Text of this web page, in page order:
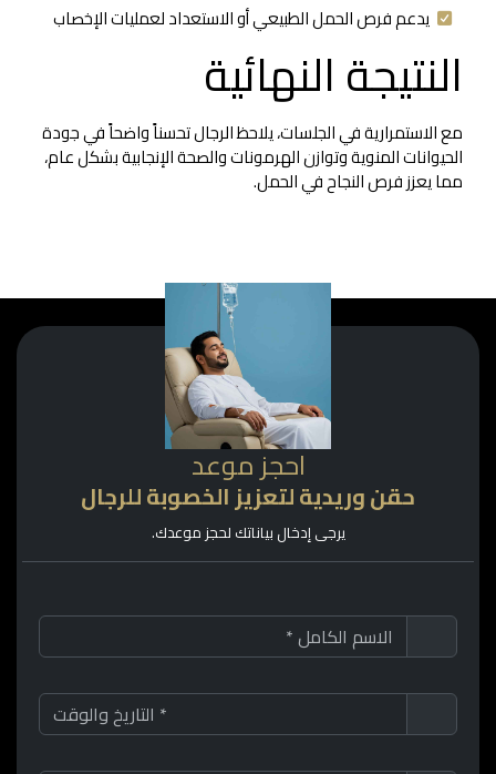
يدعم فرص الحمل الطبيعي أو الاستعداد لعمليات الإخصاب
النتيجة النهائية
مع الاستمرارية في الجلسات، يلاحظ الرجال تحسناً واضحاً في جودة
الحيوانات المنوية وتوازن الهرمونات والصحة الإنجابية بشكل عام،
مما يعزز فرص النجاح في الحمل.
احجز موعد
حقن وريدية لتعزيز الخصوبة للرجال
يرجى إدخال بياناتك لحجز موعدك.